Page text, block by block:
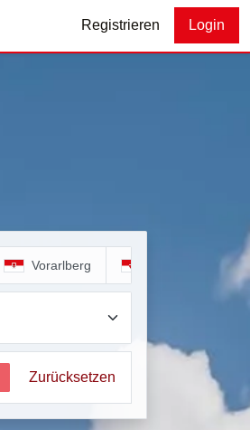
Registrieren Login
Vorarlberg
Zurücksetzen